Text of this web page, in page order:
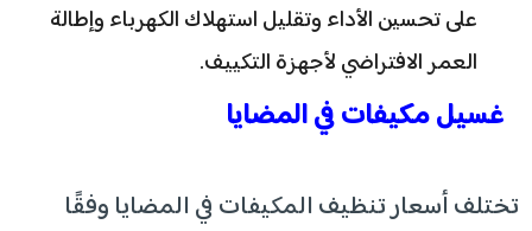
على تحسين الأداء وتقليل استهلاك الكهرباء وإطالة
العمر الافتراضي لأجهزة التكييف.
غسيل مكيفات في المضايا
تختلف أسعار تنظيف المكيفات في المضايا وفقًا